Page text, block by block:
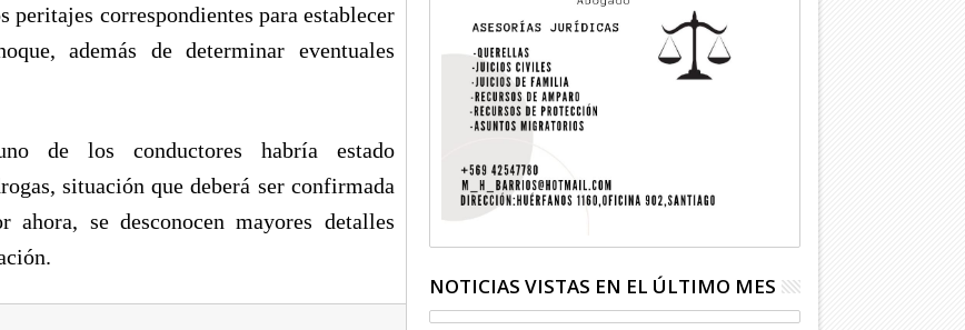
peritajes correspondientes para establecer
además de determinar eventuales
de los conductores habría estado
situación que deberá ser confirmada
se desconocen mayores detalles
NOTICIAS VISTAS EN EL ÚLTIMO MES